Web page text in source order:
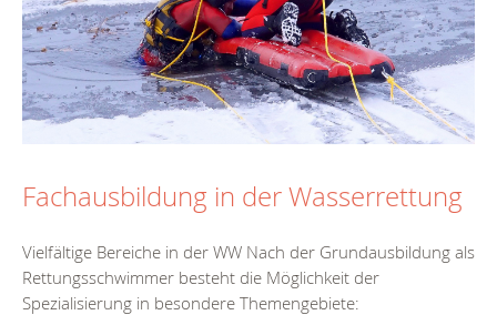
Fachausbildung in der Wasserrettung
Vielfältige Bereiche in der WW Nach der Grundausbildung als
Rettungsschwimmer besteht die Möglichkeit der
Spezialisierung in besondere Themengebiete: